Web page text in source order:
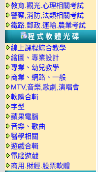
教育.觀光.心理相關考試
警察,消防,法類相關考試
鐵路.郵政.運輸.農業考試
程式軟體光碟
線上課程綜合教學
繪圖、專業設計
專業、幼兒教學
商業、網路、一般
MTV,音樂,歌劇,演唱會
軟體合輯
字型
蘋果電腦
音樂、歌曲
醫學相關
遊戲合輯
電腦遊戲
商用.財經.股票軟體